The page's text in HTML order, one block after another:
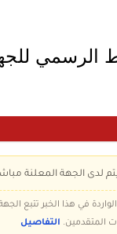
الرسمي
لدى الجهة المعلنة
الواردة في هذا الخبر تتبع
المتقدمين. التفاصيل